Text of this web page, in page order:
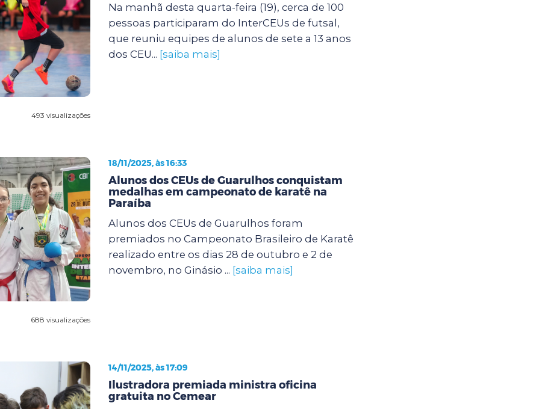
493 visualizações
Na manhã desta quarta-feira (19), cerca de 100
pessoas participaram do InterCEUs de futsal,
que reuniu equipes de alunos de sete a 13 anos
dos CEU... [saiba mais]
688 visualizações
18/11/2025, às 16:33
Alunos dos CEUs de Guarulhos conquistam
medalhas em campeonato de karatê na
Paraíba
Alunos dos CEUs de Guarulhos foram
premiados no Campeonato Brasileiro de Karatê
realizado entre os dias 28 de outubro e 2 de
novembro, no Ginásio ... [saiba mais]
14/11/2025, às 17:09
Ilustradora premiada ministra oficina
gratuita no Cemear